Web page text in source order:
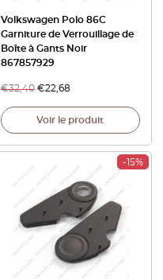
Volkswagen Polo 86C
Garniture de Verrouillage de
Boîte à Gants Noir
867857929
€32,40 €22,68
Voir le produit
-15%